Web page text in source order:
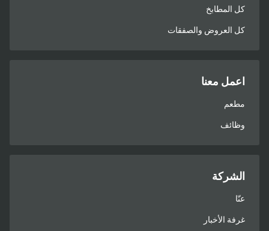
كل المطابخ
كل العروض والصفقات
اعمل معنا
مطعم
وظائف
الشركة
عنّا
غرفة الأخبار